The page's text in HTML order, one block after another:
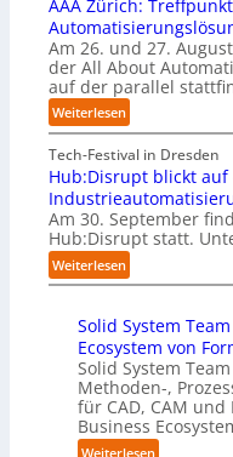
t
i
e
r
u
n
g
a
n
“
a
r
t
e
t
B
i
e
t
e
r
v
e
r
a
h
r
e
n
f
ü
f
t
S
t
e
f
n
S
c
h
w
a
b
u
m
C
o
-
C
E
t
e
r
n
e
m
w
o
l
l
e
e
c
h
e
n
z
AAA Zürich:
Am 26. und 27.
der All About
auf der parallel
Weiterlesen:
A
A
A
Z
ü
r
i
c
:
T
r
e
f
f
p
Tech-Festival in Dresden
Hub:Disrupt blickt
Am 30. September
Hub:Disrupt statt.
Weiterlesen:
H
b
:
D
i
s
r
u
Solid System
Ecosystem von
Solid System
Methoden-,
für CAD, CAM
Business
Weiterlesen: